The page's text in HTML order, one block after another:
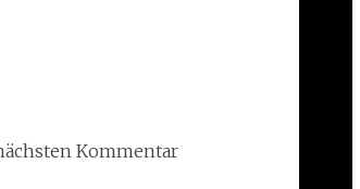
Kommentar